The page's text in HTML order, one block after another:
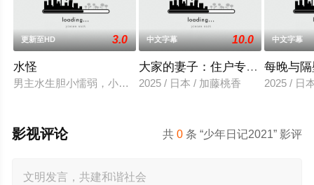
更新至HD 3.0
水怪
男主水生胆小懦弱，小时候和父亲一起捕鱼时，亲眼目睹父亲被
中文字幕 10.0
大家的妻子：住户专用洞口
2025 / 日本 / 加藤桃香
中文字幕
每晚与
2025 / 日
共0 条 “少年日记2021” 影评
影视评论